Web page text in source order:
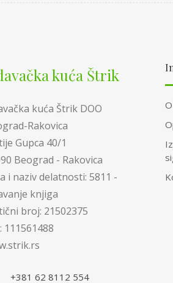
kuća Štrik
kuća Štrik DOO
Rakovica
Gupca 40/1
Beograd - Rakovica
i naziv delatnosti: 5811 -
knjiga
broj: 21502375
111561488
+381 62 8112 554